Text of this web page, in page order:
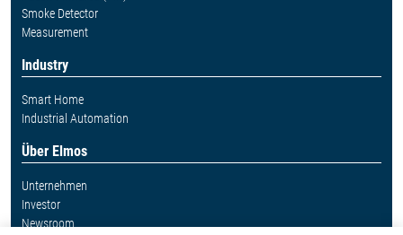
Smoke Detector
Measurement
Industry
Smart Home
Industrial Automation
Über Elmos
Unternehmen
Investor
Newsroom